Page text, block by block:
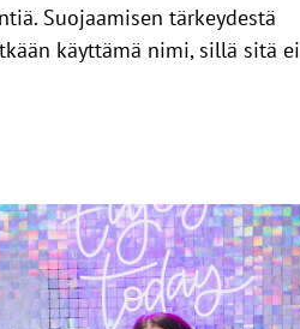
Suojaamisen tärkeydestä
käyttämä nimi, sillä sitä ei